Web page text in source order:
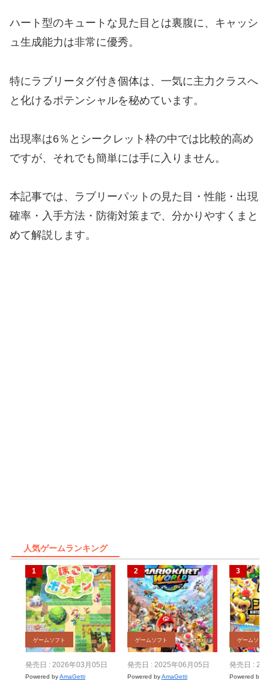
ハート型のキュートな見た目とは裏腹に、キャッシ
ュ生成能力は非常に優秀。
特にラブリータグ付き個体は、一気に主力クラスへ
と化けるポテンシャルを秘めています。
出現率は6％とシークレット枠の中では比較的高め
ですが、それでも簡単には手に入りません。
本記事では、ラブリーパットの見た目・性能・出現
確率・入手方法・防衛対策まで、分かりやすくまと
めて解説します。
人気ゲームランキング
ゲームソフト
発売日 : 2026年03月05日
Powered byAmaGetti
ゲームソフト
発売日 : 2025年06月05日
Powered byAmaGetti
ゲームソフト
発売日 :
Powered by